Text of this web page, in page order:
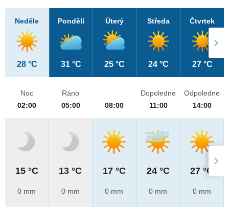
Neděle
28 °C
Pondělí
31 °C
Úterý
25 °C
Středa
24 °C
Čtvrtek
27 °C
Noc
02:00
15 °C
0 mm
Ráno
05:00
13 °C
0 mm
08:00
17 °C
0 mm
Dopoledne
11:00
24 °C
0 mm
Odpoledne
14:00
27 °C
0 mm